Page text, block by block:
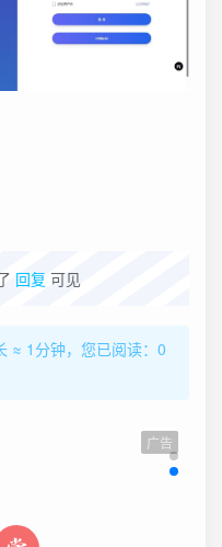
回复 可见
≈ 1分钟，您已阅读：0
广告